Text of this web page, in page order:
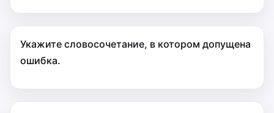
Укажите словосочетание, в котором допущена
ошибка.